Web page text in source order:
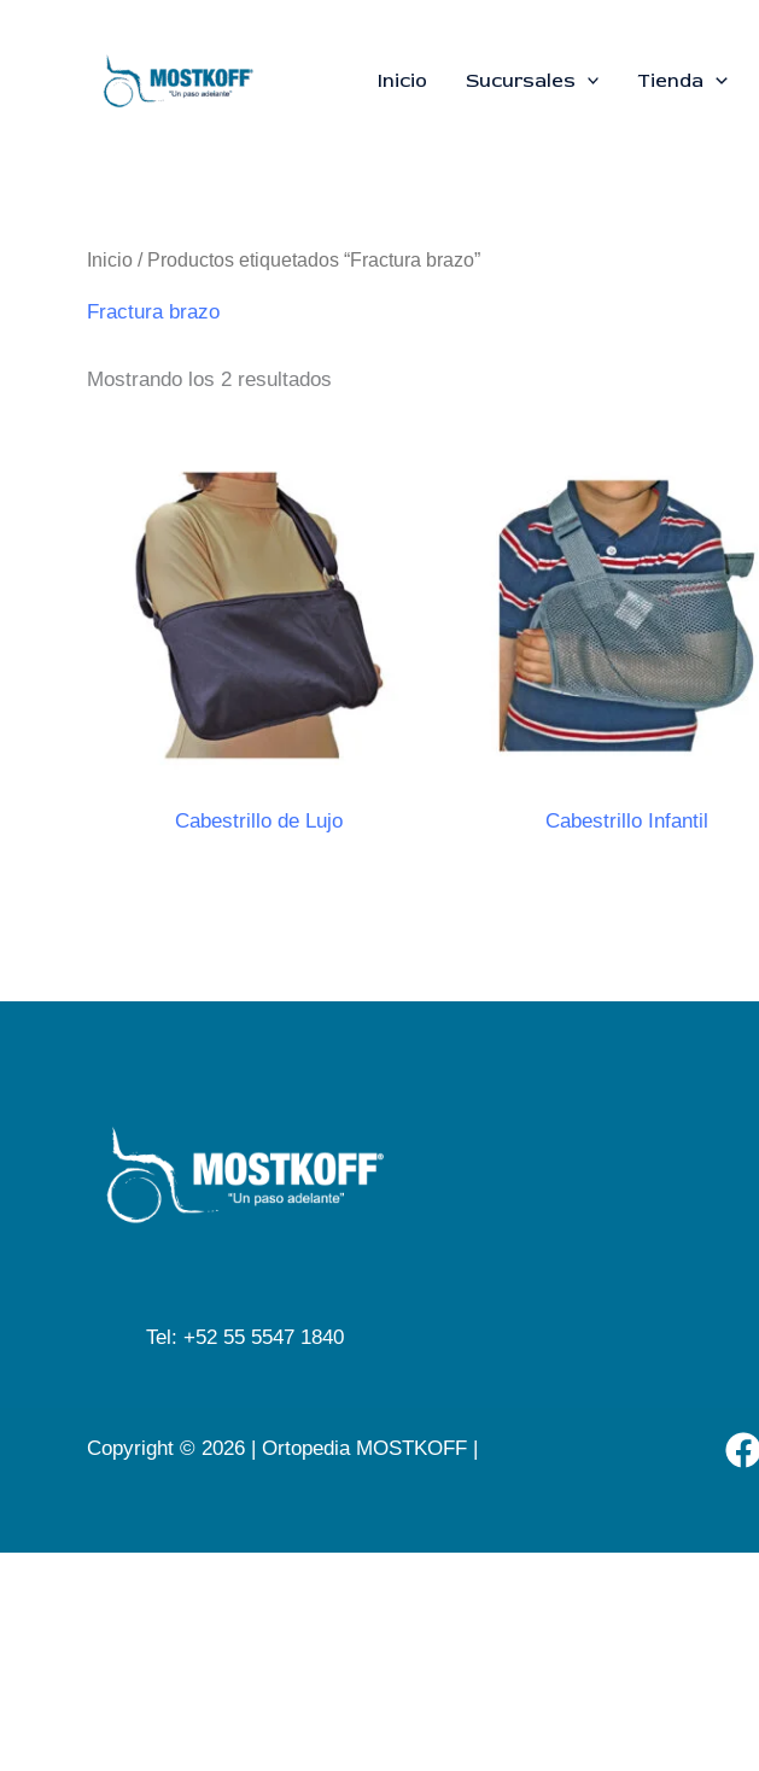
Inicio Sucursales Tienda
Inicio / Productos etiquetados “Fractura brazo”
Fractura brazo
Mostrando los 2 resultados
Cabestrillo de Lujo Cabestrillo Infantil
Tel: +52 55 5547 1840
Copyright © 2026 | Ortopedia MOSTKOFF |